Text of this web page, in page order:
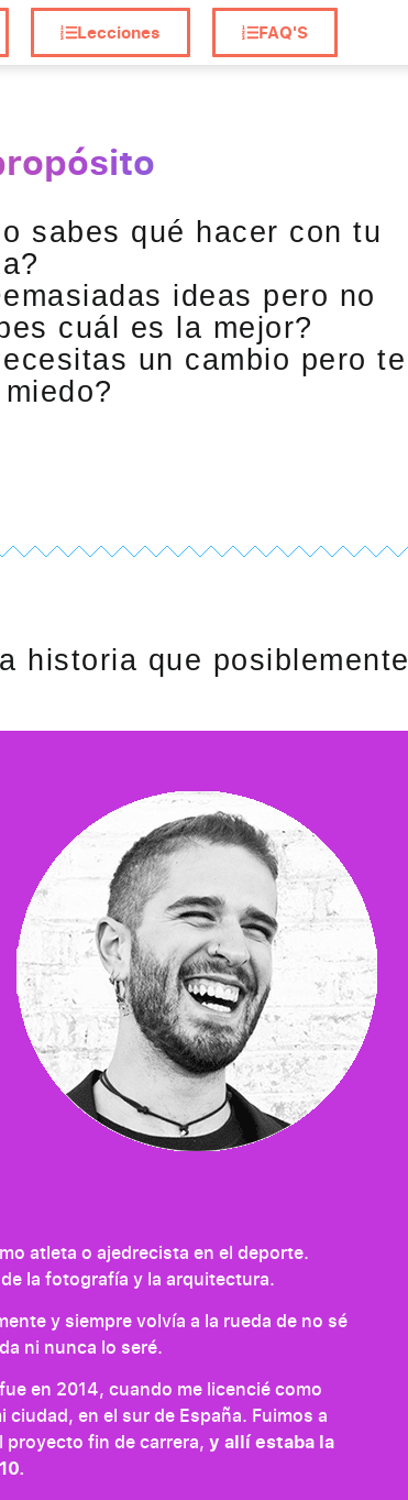
Lecciones FAQ'S
sabes qué hacer con tu
ideas pero no
cuál es la mejor?
un cambio pero te
historia que posiblemente
atleta o ajedrecista en el deporte.
la fotografía y la arquitectura.
y siempre volvía a la rueda de no sé
ni nunca lo seré.
en 2014, cuando me licencié como
en el sur de España. Fuimos a
proyecto fin de carrera, y allí estaba la